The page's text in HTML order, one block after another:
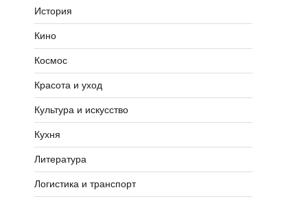
История
Кино
Космос
Красота и уход
Культура и искусство
Кухня
Литература
Логистика и транспорт